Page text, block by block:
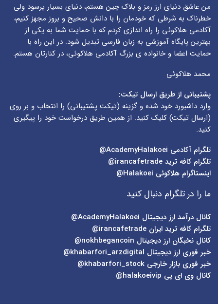
من عاشق دنیای ارز رمز و بلاک چین هستم، دنیای بسیار پرسود ولی
خطرناک به شرطی که خودمان را با دانش صحیح و بروز مجهز کنیم،
آکادمی هلاکوئی را راه اندازی کردم که با حمایت شما به یکی از
بهترین پایگاه آموزشی به زبان فارسی تبدیل شود. در این راه با
حمایت اعضا و خانواده ی بزرگ آکادمی هلاکوئی، در کنارتان هستم.
محمد هلاکوئی
پشتیبانی از طریق ارسال تیکت:
وارد داشبورد خود شده و گزینه (تیکت پشتیبانی) را انتخاب و بر روی
(ارسال تیکت) کلیک کنید. از همین طریق درخواست خود را پیگیری
کنید.
تلگرام آکادمی
تلگرام کافه ترید irancafetrade@
اینستاگرام هلاکوئی Halakoei@
ما را در تلگرام دنبال کنید
کانال درآمد ارز دیجیتال AcademyHalakoei@
تلگرام کافه ترید ایران irancafetrade@
کانال نخبگان ارز دیجیتال nokhbegancoin@
خبر فوری ارز دیجیتال khabarfori_arzdigital@
خبر فوری بازار خارجی khabarfori_stock@
کانال وی ای پی halakoeivip@